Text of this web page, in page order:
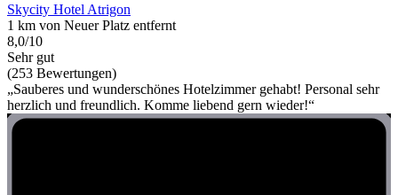
Skycity Hotel Atrigon
1 km von Neuer Platz entfernt
8,0/10
Sehr gut
(253 Bewertungen)
„Sauberes und wunderschönes Hotelzimmer gehabt! Personal sehr
herzlich und freundlich. Komme liebend gern wieder!“